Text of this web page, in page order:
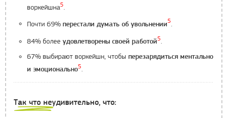
воркейшна5
Почти 69% перестали думать об увольнении5
84% более удовлетворены своей работой5
67% выбирают воркейшн, чтобы перезарядиться ментально
и эмоционально5
Так что неудивительно, что: